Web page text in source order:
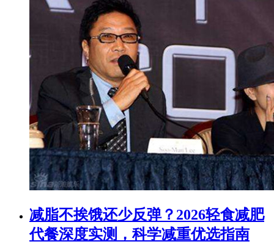
减脂不挨饿还少反弹？2026轻食减肥
代餐深度实测，科学减重优选指南